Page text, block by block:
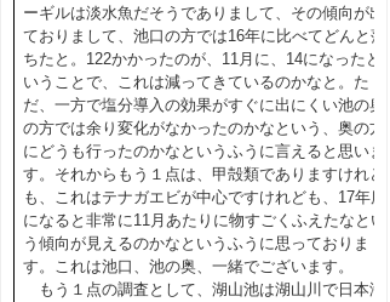
ーギルは淡水魚だそうでありまして、その傾向が出
ておりまして、池口の方では16年に比べてどんと落
ちたと。122かかったのが、11月に、14になったと
いうことで、これは減ってきているのかなと。た
だ、一方で塩分導入の効果がすぐに出にくい池の奥
の方では余り変化がなかったのかなという、奥の方
にどうも行ったのかなというふうに言えると思いま
す。それからもう１点は、甲殻類でありますけれど
も、これはテナガエビが中心ですけれども、17年度
になると非常に11月あたりに物すごくふえたなとい
う傾向が見えるのかなというふうに思っておりま
す。これは池口、池の奥、一緒でございます。
もう１点の調査として、湖山池は湖山川で日本海